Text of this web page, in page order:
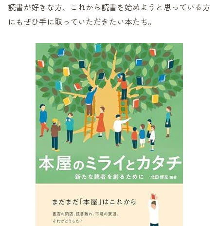
読書が好きな方、これから読書を始めようと思っている方
にもぜひ手に取っていただきたい本たち。